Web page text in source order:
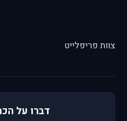
צוות פריפלייט
דברו על